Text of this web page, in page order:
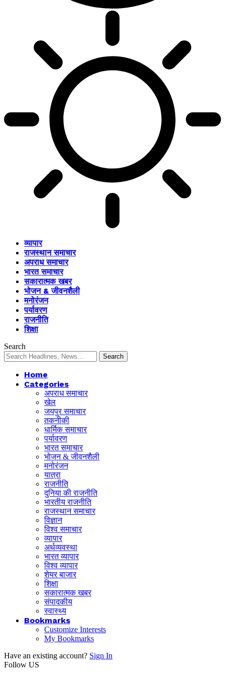
व्यापार
राजस्थान समाचार
अपराध समाचार
भारत समाचार
सकारात्मक खबर
भोजन & जीवनशैली
मनोरंजन
पर्यावरण
राजनीति
शिक्षा
Search
Home
Categories
अपराध समाचार
खेल
जयपुर समाचार
तकनीकी
धार्मिक समाचार
पर्यावरण
भारत समाचार
भोजन & जीवनशैली
मनोरंजन
यात्रा
राजनीति
दुनिया की राजनीति
भारतीय राजनीति
राजस्थान समाचार
विज्ञान
विश्व समाचार
व्यापार
अर्थव्यवस्था
भारत व्यापार
विश्व व्यापार
शेयर बाजार
शिक्षा
सकारात्मक खबर
संपादकीय
स्वास्थ्य
Bookmarks
Customize Interests
My Bookmarks
Have an existing account? Sign In
Follow US